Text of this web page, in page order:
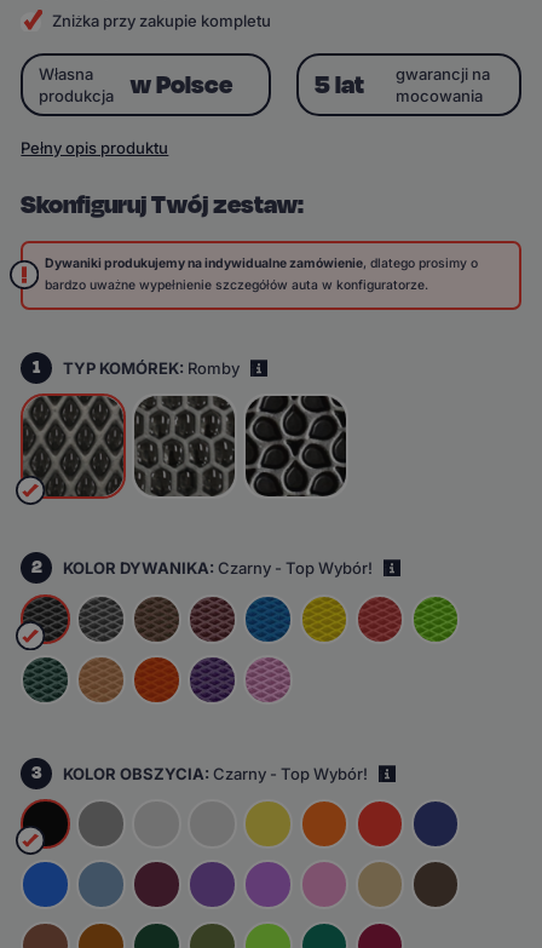
Zniżka przy zakupie kompletu
Skonfiguruj Twój zestaw:
Dywaniki produkujemy na indywidualne zamówienie, dlatego prosimy o
bardzo uważne wypełnienie szczegółów auta w konfiguratorze.
1 TYP KOMÓREK: Romby
2 KOLOR DYWANIKA:Czarny - Top Wybór!
3 KOLOR OBSZYCIA:Czarny - Top Wybór!
Własna
produkcja
w Polsce 5 lat
gwarancji na
mocowania
Pełny opis produktu